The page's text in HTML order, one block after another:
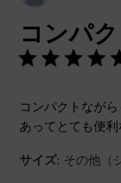
コンパ
コンパクトなが
あってとても便
サイズ: その他（